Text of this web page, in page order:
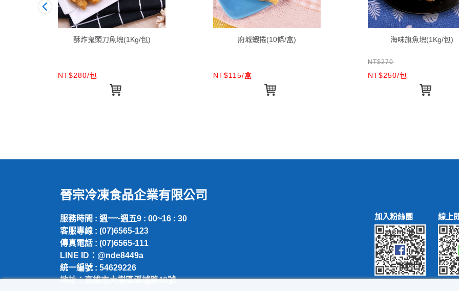
酥炸鬼頭刀魚塊(1Kg/包)
NT$280/包
府城蝦捲(10條/盒)
NT$115/盒
海味旗魚塊(1Kg/包)
NT$270
NT$250/包
晉宗冷凍食品企業有限公司
服務時間 : 週一~週五9 : 00~16 : 30
客服專線 : (07)6565-123
傳真電話 : (07)6565-111
LINE ID：@nde8449a
統一編號 : 54629226
地址：高雄市大樹區溪埔路40號
加入粉絲團 線上